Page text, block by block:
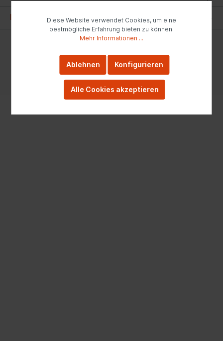
Informationen
* Alle Preise inkl. gesetzl. Mehrwertsteuer zzgl.
Versandkostenund ggf. Nachnahmegebühren, wenn nicht
anders angegeben.
Realisiert mit Cutvert GmbH
Diese Website verwendet Cookies, um eine
bestmögliche Erfahrung bieten zu können.
Mehr Informationen ...
Ablehnen Konfigurieren
Alle Cookies akzeptieren